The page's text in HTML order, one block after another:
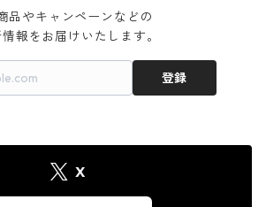
品やキャンペーンなどの
報をお届けいたします。
登録
X